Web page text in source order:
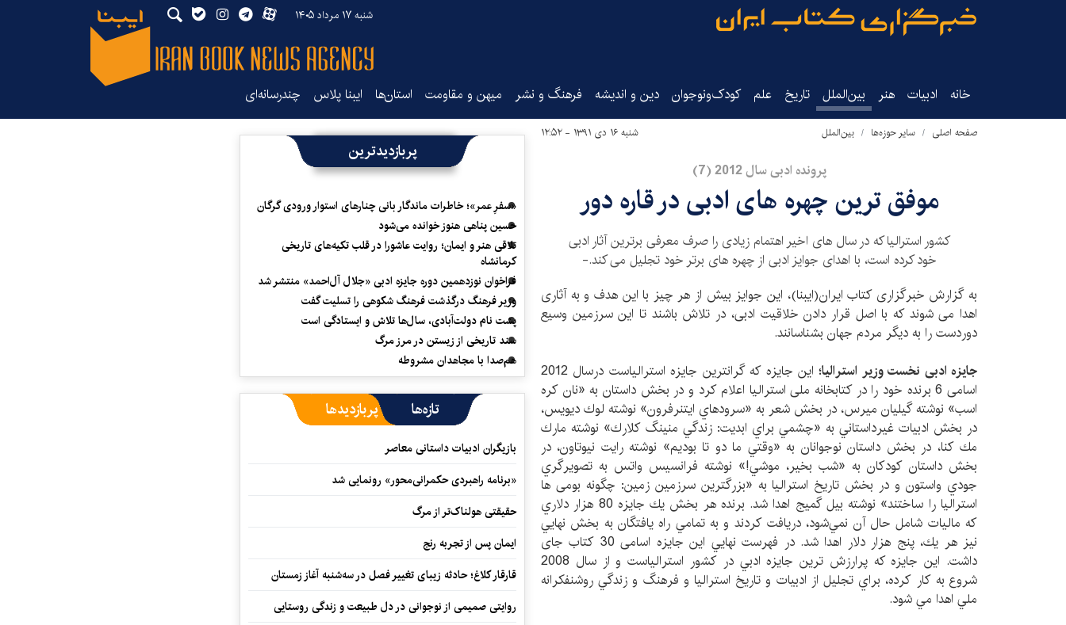
شنبه ۱۷ مرداد ۱۴۰۵
خانه ادبیات هنر بین‌الملل تاریخ‌ علم کودک‌ونوجوان دین و اندیشه فرهنگ و نشر میهن و مقاومت استان‌ها ایبنا پلاس چندرسانه‌ای
صفحه اصلی سایر حوزه‌ها بین‌الملل شنبه ۱۶ دی ۱۳۹۱ - ۱۲:۵۲
پرونده ادبی سال 2012 (7)
موفق ترین چهره های ادبی در قاره دور
کشور استرالیا که در سال های اخیر اهتمام زیادی را صرف معرفی برترین آثار ادبی
خود کرده است، با اهدای جوایز ادبی از چهره های برتر خود تجلیل می کند.-
به گزارش خبرگزاری کتاب ایران(ایبنا)، این جوایز بیش از هر چیز با این هدف و به آثاری
اهدا می شوند که با اصل قرار دادن خلاقیت ادبی، در تلاش باشند تا این سرزمین وسیع
دوردست را به دیگر مردم جهان بشناسانند.
جایزه ادبی نخست وزیر استراليا؛
این جايزه که گرانترین جایزه استرالياست درسال 2012
اسامی 6 برنده خود را در کتابخانه ملی استرالیا اعلام كرد و در بخش داستان به «نان كره
اسب» نوشته گيليان ميرس، در بخش شعر به «سرودهاي ايتنرفرون» نوشته لوك ديويس،
در بخش ادبيات غيرداستاني به «چشمي براي ابديت: زندگي منينگ كلارك» نوشته مارك
مك كنا، در بخش داستان نوجوانان به «وقتي ما دو تا بوديم» نوشته رايت نيوتاون، در
بخش داستان كودكان به «شب بخير، موشي!» نوشته فرانسيس واتس به تصويرگري
جودي واستون و در بخش تاريخ استراليا به «بزرگترين سرزمين زمين: چگونه بومی ها
استرالیا را ساختند» نوشته بيل گميج اهدا شد. برنده هر بخش يك جايزه 80 هزار دلاري
كه ماليات شامل حال آن نمي‌شود، دريافت ‌كردند و به تمامي راه يافتگان به بخش نهايي
نيز هر يك، پنج هزار دلار اهدا شد. در فهرست نهايي اين جايزه اسامی 30 كتاب جای
داشت. اين جايزه که پرارزش ترين جايزه ادبي در كشور استرالياست و از سال 2008
شروع به كار كرده، براي تجليل از ادبيات و تاريخ استراليا و فرهنگ و زندگي روشنفكرانه
ملي اهدا مي شود.
پربازدیدترین
«سفرِ عمر»؛ خاطرات ماندگار بانی چنارهای استوار ورودی گرگان
حسین پناهی هنوز خوانده می‌شود
تلاقی هنر و ایمان؛ روایت عاشورا در قلب تکیه‌های تاریخی
کرمانشاه
فراخوان نوزدهمین دوره جایزه ادبی «جلال آل‌احمد» منتشر شد
وزیر فرهنگ درگذشت فرهنگ شکوهی را تسلیت گفت
پشت نام دولت‌آبادی، سال‌ها تلاش و ایستادگی است
سند تاریخی از زیستن در مرز مرگ
هم‌صدا با مجاهدان مشروطه
تازه‌ها پربازدیدها
بازیگران ادبیات داستانی معاصر
«برنامه راهبردی حکمرانی‌محور» رونمایی شد
حقیقتی هولناک‌تر از مرگ
ایمان پس از تجربه رنج
قارقار کلاغ؛ حادثه زیبای تغییر فصل در سه‌شنبه آغاز زمستان
روایتی صمیمی از نوجوانی در دل طبیعت و زندگی روستایی